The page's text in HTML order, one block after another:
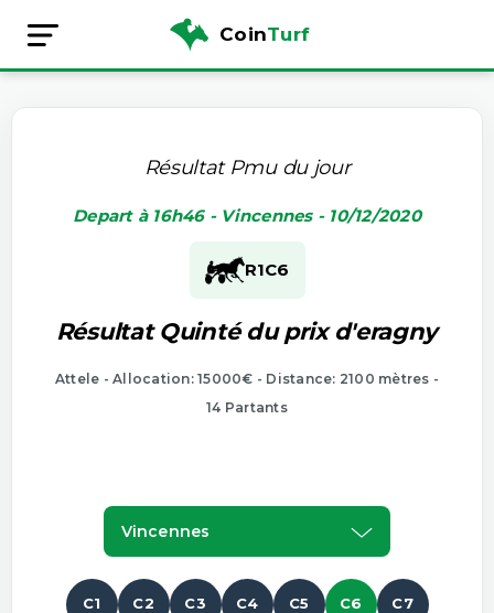
CoinTurf
Résultat Pmu du jour
Depart à 16h46 - Vincennes - 10/12/2020
R1C6
Résultat Quinté du prix d'eragny
Attele - Allocation: 15000€ - Distance: 2100 mètres -
14 Partants
Vincennes
C1 C2 C3 C4 C5 C6 C7